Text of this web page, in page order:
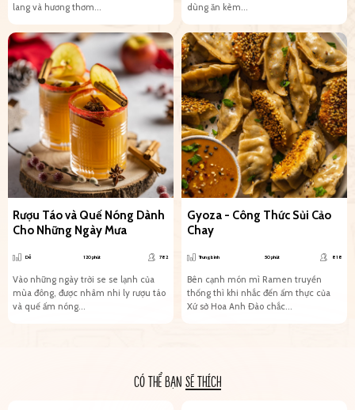
lang và hương thơm...
dùng ăn kèm...
Rượu Táo và Quế Nóng Dành
Cho Những Ngày Mưa
Dễ 120 phút 782
Vào những ngày trời se se lạnh của
mùa đông, được nhâm nhi ly rượu táo
và quế ấm nóng...
Gyoza - Công Thức Sủi Cảo
Chay
Trung bình 50 phút 818
Bên cạnh món mì Ramen truyền
thống thì khi nhắc đến ấm thực của
Xứ sở Hoa Anh Đào chắc...
CÓ THỂ BẠN SẼ THÍCH